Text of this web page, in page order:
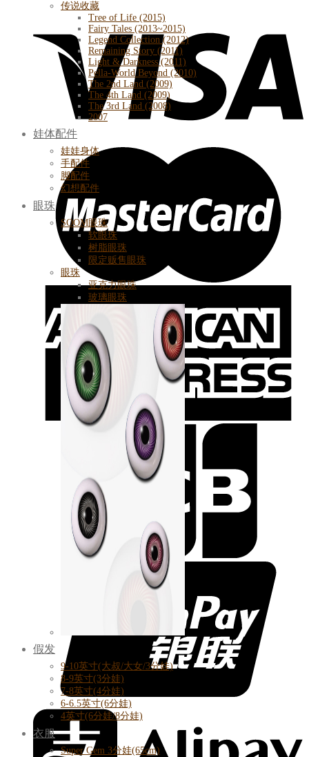
传说收藏
Tree of Life (2015)
Fairy Tales (2013~2015)
Legend Collection (2012)
Remaining Story (2011)
Light & Darkness (2011)
Pella-World Beyond (2010)
The 2nd Land (2009)
The 4th Land (2009)
The 3rd Land (2008)
2007
娃体配件
娃娃身体
手配件
脚配件
幻想配件
眼珠
SOOM眼珠
软眼珠
树脂眼珠
限定贩售眼珠
眼珠
亚克力眼珠
玻璃眼珠
假发
9-10英寸(大叔/大女/3分娃)
8-9英寸(3分娃)
7-8英寸(4分娃)
6-6.5英寸(6分娃)
4英寸(6分娃/8分娃)
衣服
Super Gem 3分娃(65cm)